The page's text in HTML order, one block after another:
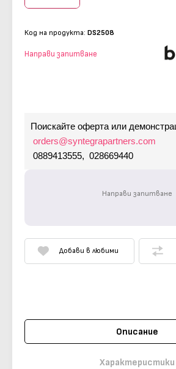
Код на продукта: DS2508
Направи запитване
Поискайте оферта или
orders@syntegrapartners.com
0889413555, 028669440
Направи запитване
Добави в любими
Описание
Характеристики